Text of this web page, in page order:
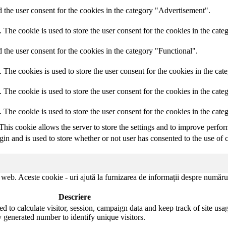
user consent for the cookies in the category "Advertisement".
cookie is used to store the user consent for the cookies in the
user consent for the cookies in the category "Functional".
cookies is used to store the user consent for the cookies in the
cookie is used to store the user consent for the cookies in the
cookie is used to store the user consent for the cookies in the
cookie allows the server to store the settings and to improve
and is used to store whether or not user has consented to the use of
Aceste cookie - uri ajută la furnizarea de informații despre
Descriere
calculate visitor, session, campaign data and keep track of site
number to identify unique visitors.